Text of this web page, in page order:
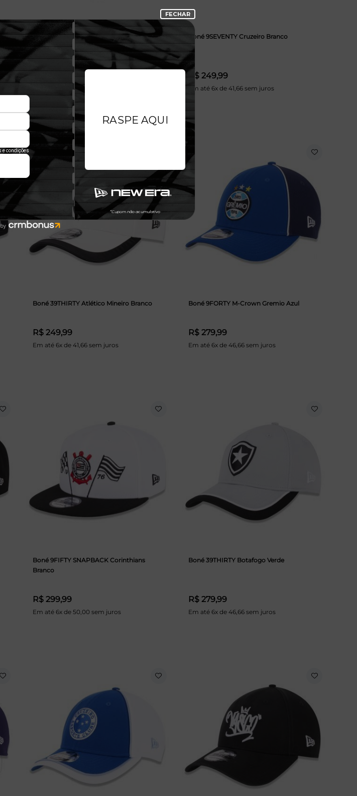
Boné 9FORTY Snapback Palmeiras Branco
Em até 6x de 41,66 sem juros
Boné 9SEVENTY Cruzeiro Branco
R$ 249,99
Em até 6x de 41,66 sem juros
Boné 39THIRTY Atlético Mineiro Branco
R$ 249,99
Em até 6x de 41,66 sem juros
Boné 9FORTY M-Crown Gremio Azul
R$ 279,99
Em até 6x de 46,66 sem juros
Boné 9FIFTY SNAPBACK Corinthians
Branco
R$ 299,99
Em até 6x de 50,00 sem juros
Boné 39THIRTY Botafogo Verde
R$ 279,99
Em até 6x de 46,66 sem juros